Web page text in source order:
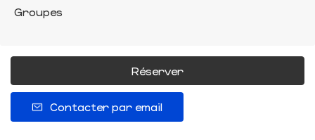
Groupes
Réserver
Contacter par email